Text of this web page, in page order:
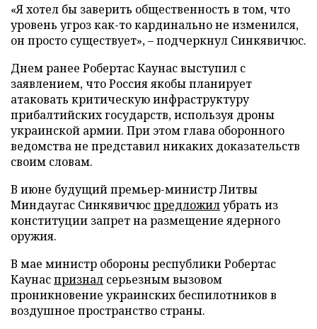
«Я хотел бы заверить общественность в том, что
уровень угроз как-то кардинально не изменился,
он просто существует», – подчеркнул Синкявичюс.
Днем ранее Робертас Каунас выступил с
заявлением, что Россия якобы планирует
атаковать критическую инфраструктуру
прибалтийских государств, используя дроны
украинской армии. При этом глава оборонного
ведомства не представил никаких доказательств
своим словам.
В июне будущий премьер-министр Литвы
Миндаугас Синкявичюспредложилубрать из
конституции запрет на размещение ядерного
оружия.
В мае министр обороны республики Робертас
Каунаспризнал серьезным вызовом
проникновение украинских беспилотников в
воздушное пространство страны.